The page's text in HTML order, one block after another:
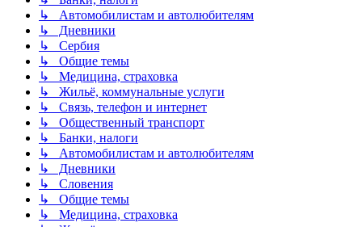
↳ Автомобилистам и автолюбителям
↳ Дневники
↳ Сербия
↳ Общие темы
↳ Медицина, страховка
↳ Жильё, коммунальные услуги
↳ Связь, телефон и интернет
↳ Общественный транспорт
↳ Банки, налоги
↳ Автомобилистам и автолюбителям
↳ Дневники
↳ Словения
↳ Общие темы
↳ Медицина, страховка